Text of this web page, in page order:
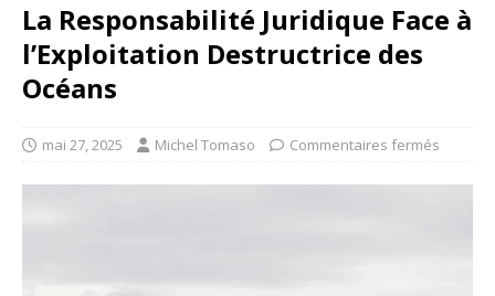
La Responsabilité Juridique Face à
l’Exploitation Destructrice des
Océans
mai 27, 2025 Michel Tomaso Commentaires fermés